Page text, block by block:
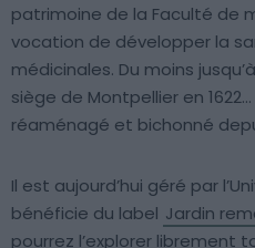
patrimoine de la Faculté de
vocation de développer la
médicinales. Du moins
siège de Montpellier en
réaménagé et bichonné
Il est aujourd’hui géré par
bénéficie du label Jardin
pourrez l’explorer librement